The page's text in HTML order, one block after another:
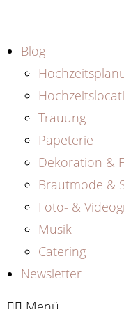
springenBlog
Trauung
Papeterie
Dekoration &
Brautmode &
Foto- &
Musik
Catering
Newsletter